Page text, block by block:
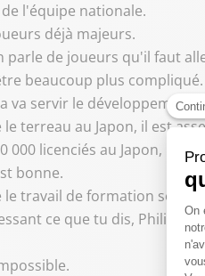
l'équipe nationale.
déjà majeurs.
parle de joueurs qu'il faut
beaucoup plus compliqué.
va servir le
le terreau au Japon, il est
000 licenciés au Japon,
bonne.
travail de formation soit
ce que tu dis,